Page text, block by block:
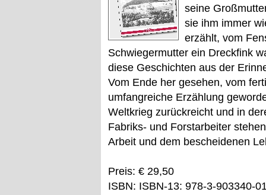
seine
sie ihm immer
erzählt, vom
Schwiegermutter ein Dreckfink
diese Geschichten aus der
Vom Ende her gesehen, vom
umfangreiche Erzählung
Weltkrieg zurückreicht und in
Fabriks- und Forstarbeiter
Arbeit und dem bescheidenen
Preis: € 29,50
ISBN: ISBN-13: 978-3-903340-